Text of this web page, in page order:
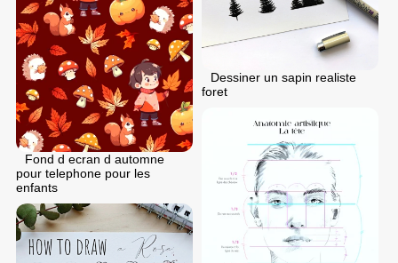
Fond d ecran d automne
pour telephone pour les
enfants
Dessiner un sapin realiste
foret